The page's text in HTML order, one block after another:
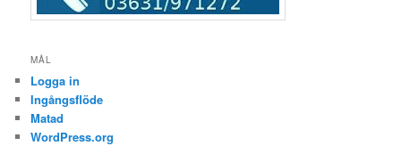
MÅL
Logga in
Ingångsflöde
Matad
WordPress.org